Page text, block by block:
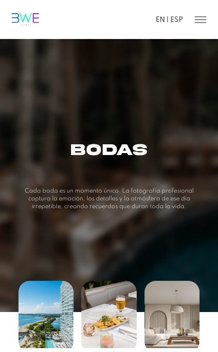
EN | ESP
BODAS
Cada boda es un momento único. La fotografía profesional
captura la emoción, los detalles y la atmósfera de ese día
irrepetible, creando recuerdos que duran toda la vida.